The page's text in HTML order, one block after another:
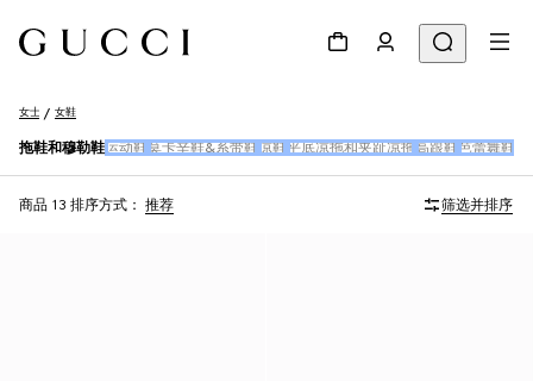
女士 女鞋
拖鞋和穆勒鞋 运动鞋 莫卡辛鞋&系带鞋 凉鞋 平底凉拖和夹趾凉拖 高跟鞋 芭蕾舞鞋
商品 13 排序方式： 推荐 筛选并排序